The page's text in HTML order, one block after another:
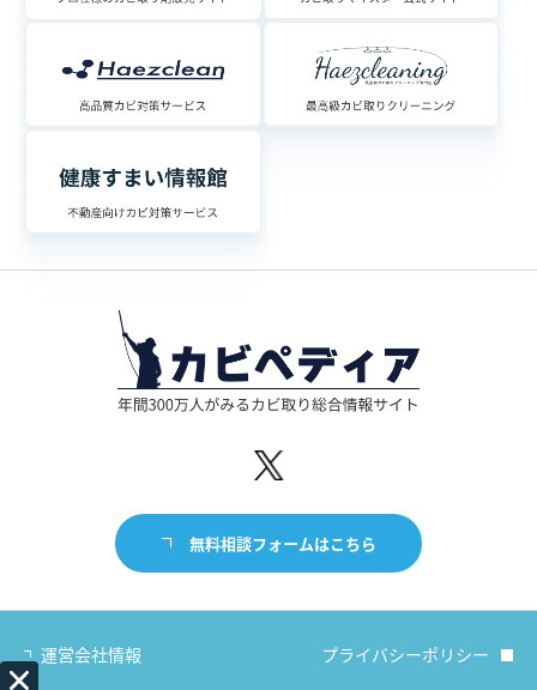
無料相談フォームはこちら
運営会社情報 プライバシーポリシー